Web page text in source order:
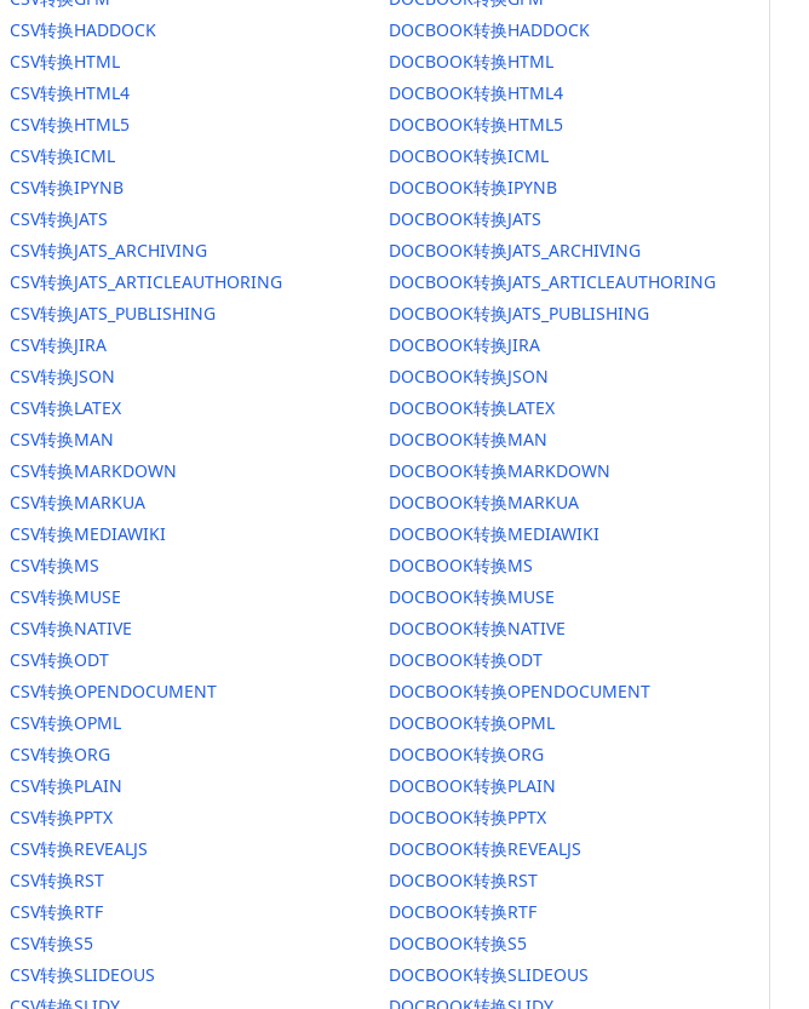
CSV转换HADDOCK
CSV转换HTML
CSV转换HTML4
CSV转换HTML5
CSV转换ICML
CSV转换IPYNB
CSV转换JATS
CSV转换JATS_ARCHIVING
CSV转换JATS_ARTICLEAUTHORING
CSV转换JATS_PUBLISHING
CSV转换JIRA
CSV转换JSON
CSV转换LATEX
CSV转换MAN
CSV转换MARKDOWN
CSV转换MARKUA
CSV转换MEDIAWIKI
CSV转换MS
CSV转换MUSE
CSV转换NATIVE
CSV转换ODT
CSV转换OPENDOCUMENT
CSV转换OPML
CSV转换ORG
CSV转换PLAIN
CSV转换PPTX
CSV转换REVEALJS
CSV转换RST
CSV转换RTF
CSV转换S5
CSV转换SLIDEOUS
DOCBOOK转换HADDOCK
DOCBOOK转换HTML
DOCBOOK转换HTML4
DOCBOOK转换HTML5
DOCBOOK转换ICML
DOCBOOK转换IPYNB
DOCBOOK转换JATS
DOCBOOK转换JATS_ARCHIVING
DOCBOOK转换JATS_ARTICLEAUTHORING
DOCBOOK转换JATS_PUBLISHING
DOCBOOK转换JIRA
DOCBOOK转换JSON
DOCBOOK转换LATEX
DOCBOOK转换MAN
DOCBOOK转换MARKDOWN
DOCBOOK转换MARKUA
DOCBOOK转换MEDIAWIKI
DOCBOOK转换MS
DOCBOOK转换MUSE
DOCBOOK转换NATIVE
DOCBOOK转换ODT
DOCBOOK转换OPENDOCUMENT
DOCBOOK转换OPML
DOCBOOK转换ORG
DOCBOOK转换PLAIN
DOCBOOK转换PPTX
DOCBOOK转换REVEALJS
DOCBOOK转换RST
DOCBOOK转换RTF
DOCBOOK转换S5
DOCBOOK转换SLIDEOUS